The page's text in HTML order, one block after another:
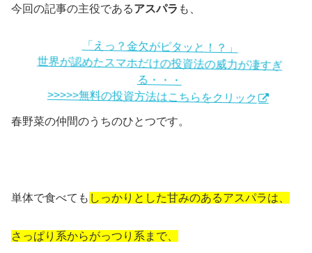
今回の記事の主役であるアスパラ も、
「えっ？金欠がピタッと！？」
世界が認めたスマホだけの投資法の威力が凄すぎ
る・・・
>>>>>無料の投資方法はこちらをクリック
春野菜の仲間のうちのひとつです。
単体で食べても しっかりとした甘みのあるアスパラは、
さっぱり系からがっつり系まで、